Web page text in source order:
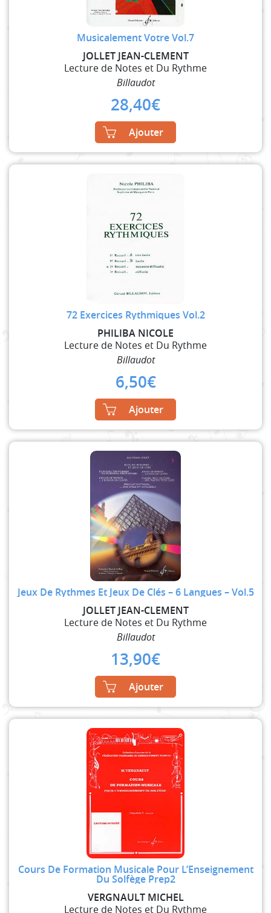
Musicalement Votre Vol.7
JOLLET JEAN-CLEMENT
Lecture de Notes et Du Rythme
Billaudot
28,40€
Ajouter
72 Exercices Rythmiques Vol.2
PHILIBA NICOLE
Lecture de Notes et Du Rythme
Billaudot
6,50€
Ajouter
Jeux De Rythmes Et Jeux De Clés – 6 Langues – Vol.5
JOLLET JEAN-CLEMENT
Lecture de Notes et Du Rythme
Billaudot
13,90€
Ajouter
Cours De Formation Musicale Pour L’Enseignement
Du Solfège Prep2
VERGNAULT MICHEL
Lecture de Notes et Du Rythme